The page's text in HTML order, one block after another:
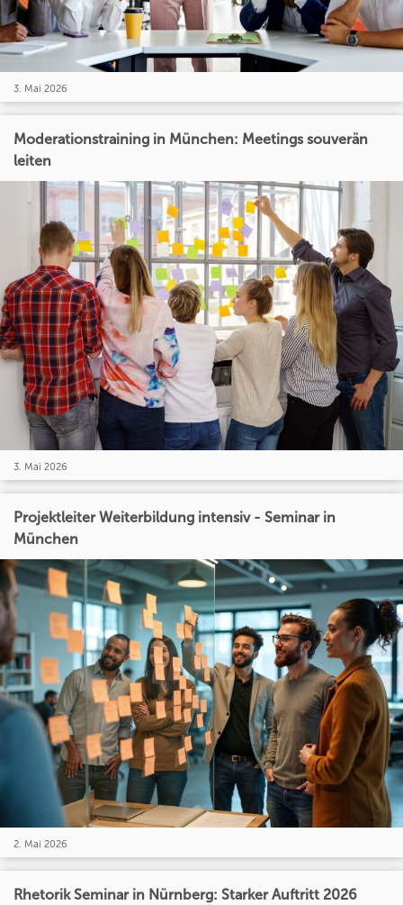
3. Mai 2026
Moderationstraining in München: Meetings souverän
leiten
3. Mai 2026
Projektleiter Weiterbildung intensiv - Seminar in
München
2. Mai 2026
Rhetorik Seminar in Nürnberg: Starker Auftritt 2026